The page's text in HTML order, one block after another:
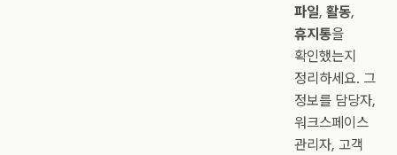
파일, 활동,
휴지통을
확인했는지
정리하세요. 그
정보를 담당자,
워크스페이스
관리자, 고객